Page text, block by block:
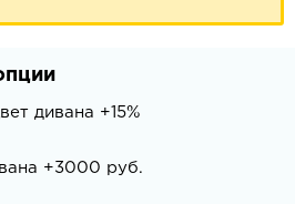
дивана +15%
+3000 руб.